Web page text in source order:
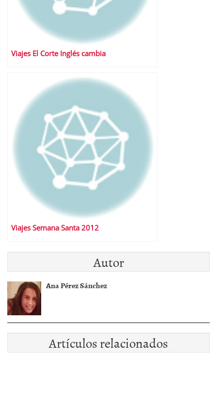
Viajes El Corte Inglés cambia
Viajes Semana Santa 2012
Autor
Ana Pérez Sánchez
Artículos relacionados